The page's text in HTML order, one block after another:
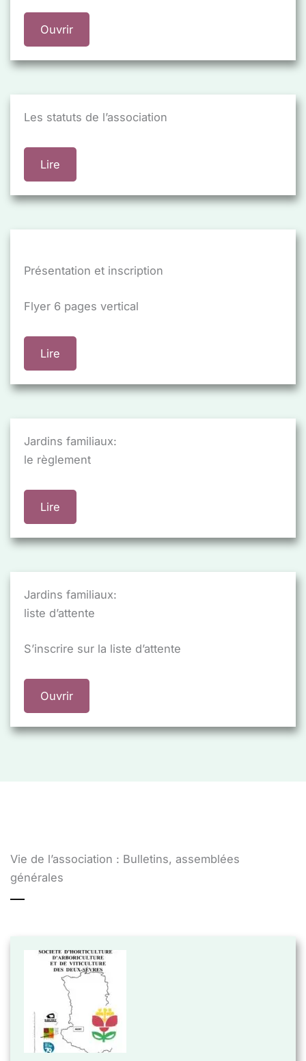
Ouvrir
Les statuts de l’association
Lire
Présentation et inscription
Flyer 6 pages vertical
Lire
Jardins familiaux:
le règlement
Lire
Jardins familiaux:
liste d’attente
S’inscrire sur la liste d’attente
Ouvrir
Vie de l’association : Bulletins, assemblées
générales